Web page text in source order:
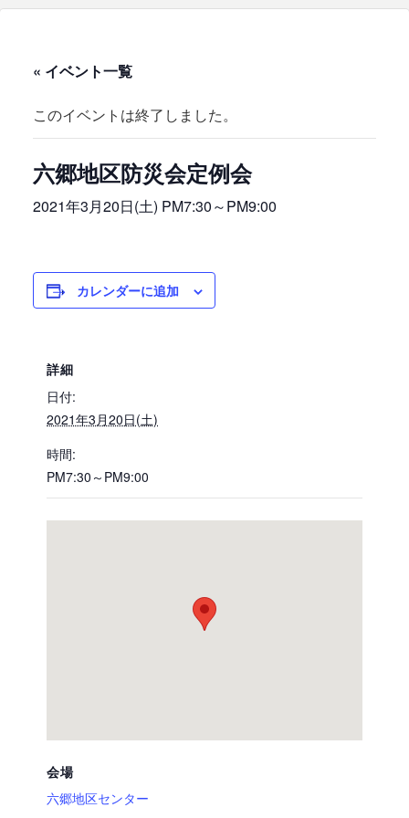
« イベント一覧
このイベントは終了しました。
六郷地区防災会定例会
2021年3月20日(土) PM7:30～PM9:00
カレンダーに追加
詳細
日付:
2021年3月20日(土)
時間:
PM7:30～PM9:00
会場
六郷地区センター